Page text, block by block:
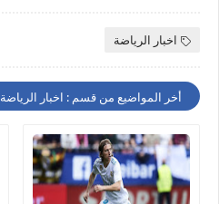
اخبار الرياضة
أخر المواضيع من قسم : اخبار الرياضة